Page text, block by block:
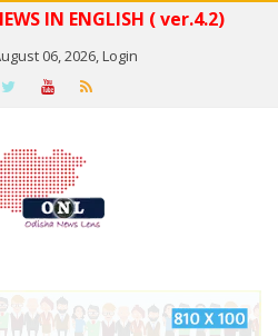
IN ENGLISH ( ver.4.2)
06, 2026,Login